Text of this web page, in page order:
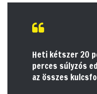
Heti kétszer 20
perces súlyzós
az összes